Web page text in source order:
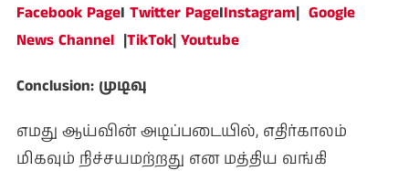
Facebook PageI Twitter PageIInstagram| Google
News Channel|TikTok| Youtube
Conclusion: முடிவு
எமது ஆய்வின் அடிப்படையில், எதிர்காலம்
மிகவும் நிச்சயமற்றது என மத்திய வங்கி